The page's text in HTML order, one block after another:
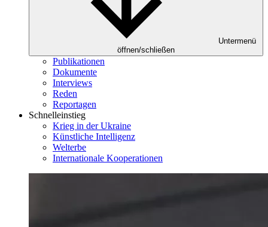
Untermenü
öffnen/schließen
Publikationen
Dokumente
Interviews
Reden
Reportagen
Schnelleinstieg
Krieg in der Ukraine
Künstliche Intelligenz
Welterbe
Internationale Kooperationen